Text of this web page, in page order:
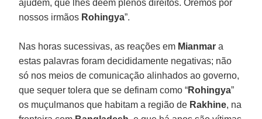
ajudem, que lhes deem plenos direitos. Oremos por
nossos irmãos Rohingya”.
Nas horas sucessivas, as reações em Mianmar a
estas palavras foram decididamente negativas; não
só nos meios de comunicação alinhados ao governo,
que sequer tolera que se definam como “Rohingya”
os muçulmanos que habitam a região de Rakhine, na